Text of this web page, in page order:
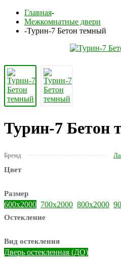
Главная-
Межкомнатные двери
-Турин-7 Бетон темный
Турин-7 Бетон
Бренд
Цвет
Размер
600х2000 700х2000 800х2000
Остекление
Вид остекления
Дверь остекленная (ДО)